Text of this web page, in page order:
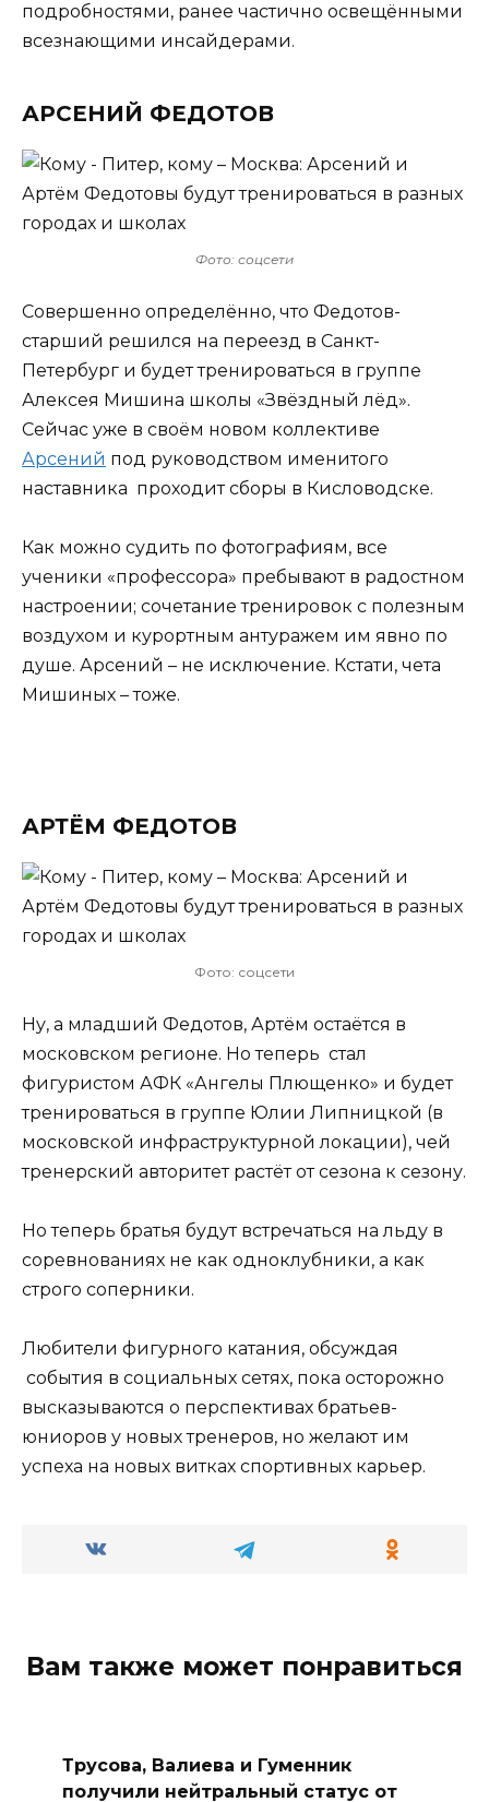
подробностями, ранее частично освещёнными
всезнающими инсайдерами.
АРСЕНИЙ ФЕДОТОВ
Фото: соцсети
Совершенно определённо, что Федотов-
старший решился на переезд в Санкт-
Петербург и будет тренироваться в группе
Алексея Мишина школы «Звёздный лёд».
Сейчас уже в своём новом коллективе
Арсений под руководством именитого
наставника проходит сборы в Кисловодске.
Как можно судить по фотографиям, все
ученики «профессора» пребывают в радостном
настроении; сочетание тренировок с полезным
воздухом и курортным антуражем им явно по
душе. Арсений – не исключение. Кстати, чета
Мишиных – тоже.
АРТЁМ ФЕДОТОВ
Фото: соцсети
Ну, а младший Федотов, Артём остаётся в
московском регионе. Но теперь стал
фигуристом АФК «Ангелы Плющенко» и будет
тренироваться в группе Юлии Липницкой (в
московской инфраструктурной локации), чей
тренерский авторитет растёт от сезона к сезону.
Но теперь братья будут встречаться на льду в
соревнованиях не как одноклубники, а как
строго соперники.
Любители фигурного катания, обсуждая
события в социальных сетях, пока осторожно
высказываются о перспективах братьев-
юниоров у новых тренеров, но желают им
успеха на новых витках спортивных карьер.
Вам также может понравиться
Трусова, Валиева и Гуменник
получили нейтральный статус от